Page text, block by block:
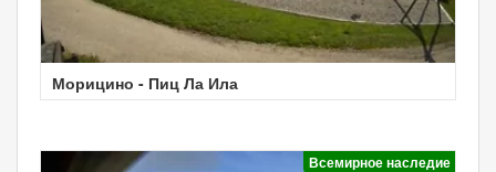
Морицино - Пиц Ла Ила
Всемирное наследие